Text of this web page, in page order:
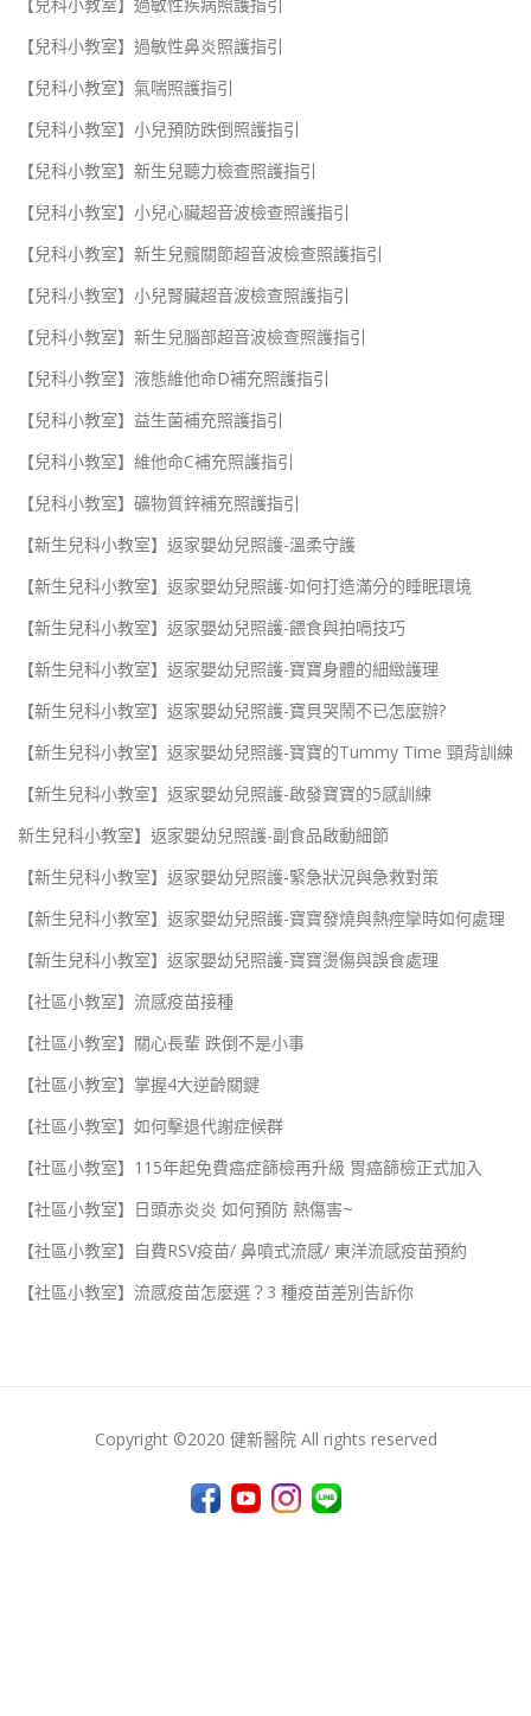
【兒科小教室】過敏性疾病照護指引
【兒科小教室】過敏性鼻炎照護指引
【兒科小教室】氣喘照護指引
【兒科小教室】小兒預防跌倒照護指引
【兒科小教室】新生兒聽力檢查照護指引
【兒科小教室】小兒心臟超音波檢查照護指引
【兒科小教室】新生兒髖關節超音波檢查照護指引
【兒科小教室】小兒腎臟超音波檢查照護指引
【兒科小教室】新生兒腦部超音波檢查照護指引
【兒科小教室】液態維他命D補充照護指引
【兒科小教室】益生菌補充照護指引
【兒科小教室】維他命C補充照護指引
【兒科小教室】礦物質鋅補充照護指引
【新生兒科小教室】返家嬰幼兒照護-溫柔守護
【新生兒科小教室】返家嬰幼兒照護-如何打造滿分的睡眠環境
【新生兒科小教室】返家嬰幼兒照護-餵食與拍嗝技巧
【新生兒科小教室】返家嬰幼兒照護-寶寶身體的細緻護理
【新生兒科小教室】返家嬰幼兒照護-寶貝哭鬧不已怎麼辦?
【新生兒科小教室】返家嬰幼兒照護-寶寶的Tummy Time 頸背訓練
【新生兒科小教室】返家嬰幼兒照護-啟發寶寶的5感訓練
新生兒科小教室】返家嬰幼兒照護-副食品啟動細節
【新生兒科小教室】返家嬰幼兒照護-緊急狀況與急救對策
【新生兒科小教室】返家嬰幼兒照護-寶寶發燒與熱痙攣時如何處理
【新生兒科小教室】返家嬰幼兒照護-寶寶燙傷與誤食處理
【社區小教室】流感疫苗接種
【社區小教室】關心長輩 跌倒不是小事
【社區小教室】掌握4大逆齡關鍵
【社區小教室】如何擊退代謝症候群
【社區小教室】115年起免費癌症篩檢再升級 胃癌篩檢正式加入
【社區小教室】日頭赤炎炎 如何預防 熱傷害~
【社區小教室】自費RSV疫苗/ 鼻噴式流感/ 東洋流感疫苗預約
【社區小教室】流感疫苗怎麼選？3 種疫苗差別告訴你
Copyright ©2020 健新醫院 All rights reserved